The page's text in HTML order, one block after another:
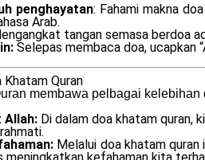
penghayatan: Fahami makna
Arab.
tangan semasa berdoa
Selepas membaca doa, ucapkan
Quran
membawa pelbagai
Allah: Di dalam doa khatam quran,
Melalui doa khatam